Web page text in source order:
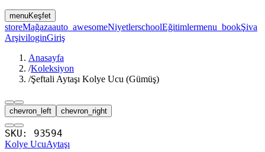
menuKeşfet
storeMağazaauto_awesomeNiyetlerschoolEğitimlermenu_bookŞiva
ArşiviloginGiriş
Anasayfa
/Koleksiyon
/Şeftali Aytaşı Kolye Ucu (Gümüş)
chevron_left chevron_right
SKU: 93594
Kolye UcuAytaşı